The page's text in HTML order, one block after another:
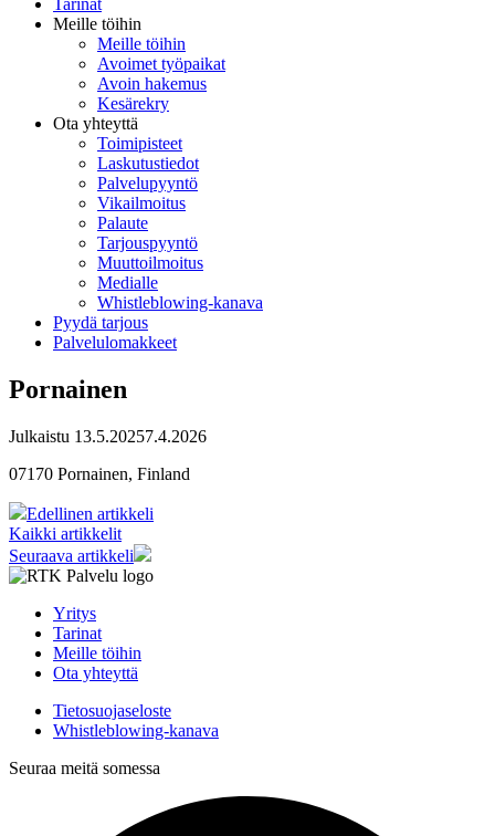
Tarinat
Meille töihin
Meille töihin
Avoimet työpaikat
Avoin hakemus
Kesärekry
Ota yhteyttä
Toimipisteet
Laskutustiedot
Palvelupyyntö
Vikailmoitus
Palaute
Tarjouspyyntö
Muuttoilmoitus
Medialle
Whistleblowing-kanava
Pyydä tarjous
Palvelulomakkeet
Pornainen
Julkaistu 13.5.20257.4.2026
07170 Pornainen, Finland
Edellinen artikkeli
Kaikki artikkelit
Seuraava artikkeli
Yritys
Tarinat
Meille töihin
Ota yhteyttä
Tietosuojaseloste
Whistleblowing-kanava
Seuraa meitä somessa